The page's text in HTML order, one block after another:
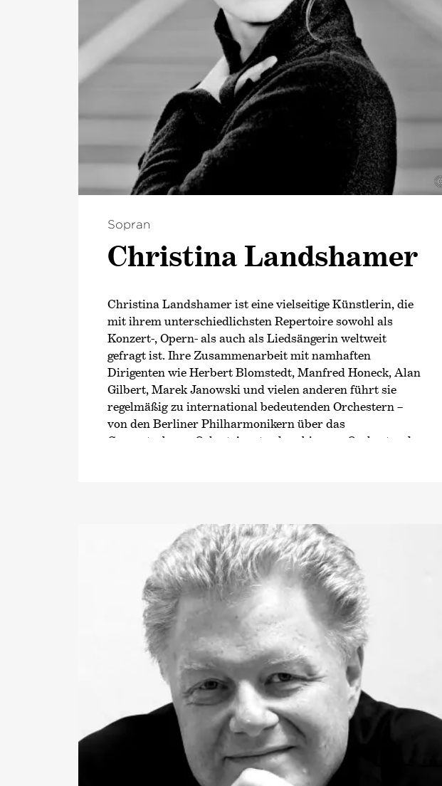
Sopran
Christina Landshamer
Christina Landshamer ist eine vielseitige Künstlerin, die
mit ihrem unterschiedlichsten Repertoire sowohl als
Konzert-, Opern- als auch als Liedsängerin weltweit
gefragt ist. Ihre Zusammenarbeit mit namhaften
Dirigenten wie Herbert Blomstedt, Manfred Honeck, Alan
Gilbert, Marek Janowski und vielen anderen führt sie
regelmäßig zu international bedeutenden Orchestern –
von den Berliner Philharmonikern über das
Concertgebouw Orkest Amsterdam bis zum Orchestre de
Opernengagements hatte Christina Landshamer bereits
an der Komischen Oper Berlin, am Theater an der Wien
unter Nikolaus Harnoncourt und unter Sir Simon Rattle
bei den Salzburger Festspielen. An der Nationaloper
Amsterdam sang sie die
›Pamina‹in Simon
McBurneys›Zauberflöte‹
, an der Bayerischen Staatsoper
›Woglinde‹ in Wagners ›Rheingold‹unter Kirill
Petrenko. Darüber hinaus war sie in einer spektakulären
La-Fura-dels-Baus-Inszenierung von
›Schöpfung‹ in Paris sowie beim Mostly Mozart
Festival in New York zu erleben. Mit ihrer warmen,
lyrischen Sopranstimme ist Christina Landshamer auch
als Liedsängerin gern gesehener Gast: bei der
Schubertiade Schwarzenberg ebenso wie in London, New
York oder Tokio. Über 50 CD- und DVD-Einspielungen
dokumentieren die künstlerische Arbeit Landshamers,